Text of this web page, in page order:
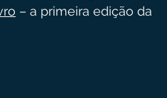
– a primeira edição da